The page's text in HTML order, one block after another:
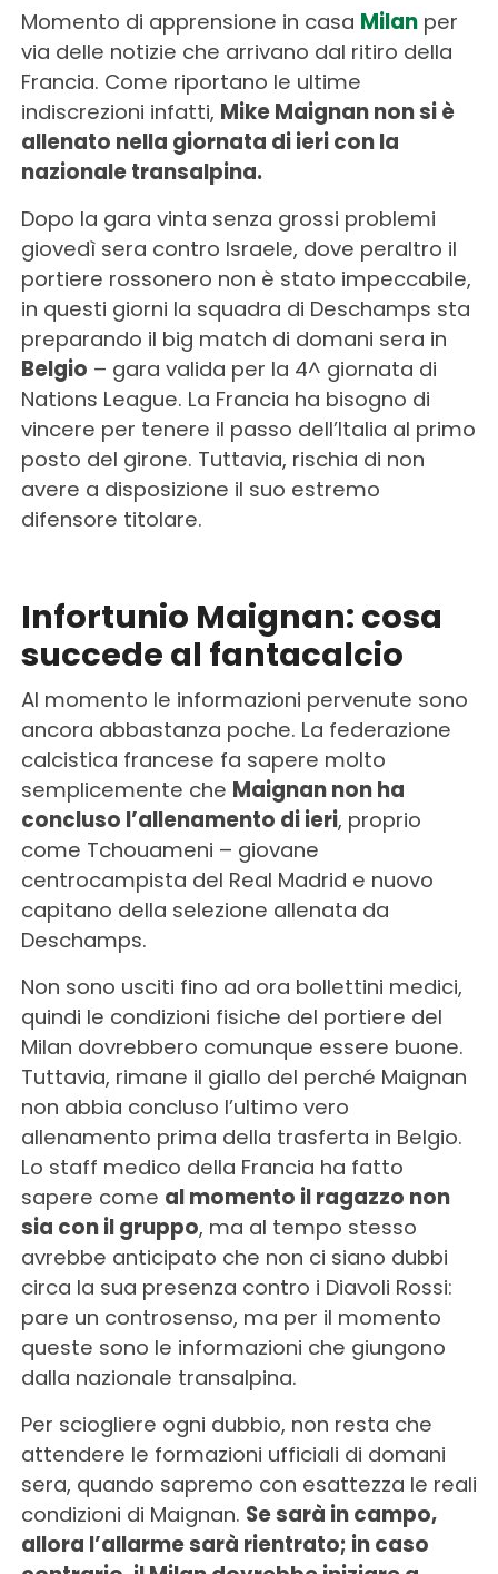
Momento di apprensione in casa Milanper
via delle notizie che arrivano dal ritiro della
Francia. Come riportano le ultime
indiscrezioni infatti, Mike Maignan non si è
allenato nella giornata di ieri con la
nazionale transalpina.
Dopo la gara vinta senza grossi problemi
giovedì sera contro Israele, dove peraltro il
portiere rossonero non è stato impeccabile,
in questi giorni la squadra di Deschamps sta
preparando il big match di domani sera in
Belgio – gara valida per la 4^ giornata di
Nations League. La Francia ha bisogno di
vincere per tenere il passo dell’Italia al primo
posto del girone. Tuttavia, rischia di non
avere a disposizione il suo estremo
difensore titolare.
Infortunio Maignan: cosa
succede al fantacalcio
Al momento le informazioni pervenute sono
ancora abbastanza poche. La federazione
calcistica francese fa sapere molto
semplicemente che Maignan non ha
concluso l’allenamento di ieri, proprio
come Tchouameni – giovane
centrocampista del Real Madrid e nuovo
capitano della selezione allenata da
Deschamps.
Non sono usciti fino ad ora bollettini medici,
quindi le condizioni fisiche del portiere del
Milan dovrebbero comunque essere buone.
Tuttavia, rimane il giallo del perché Maignan
non abbia concluso l’ultimo vero
allenamento prima della trasferta in Belgio.
Lo staff medico della Francia ha fatto
sapere come al momento il ragazzo non
sia con il gruppo, ma al tempo stesso
avrebbe anticipato che non ci siano dubbi
circa la sua presenza contro i Diavoli Rossi:
pare un controsenso, ma per il momento
queste sono le informazioni che giungono
dalla nazionale transalpina.
Per sciogliere ogni dubbio, non resta che
attendere le formazioni ufficiali di domani
sera, quando sapremo con esattezza le reali
condizioni di Maignan. Se sarà in campo,
allora l’allarme sarà rientrato; in caso